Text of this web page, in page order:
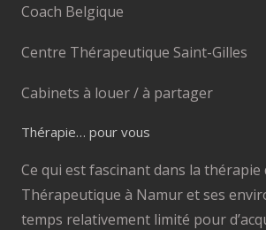
Coach Belgique
Centre Thérapeutique Saint-Gilles
Cabinets à louer / à partager
Thérapie… pour vous
Ce qui est fascinant dans la
Thérapeutique à Namur et ses
temps relativement limité pour